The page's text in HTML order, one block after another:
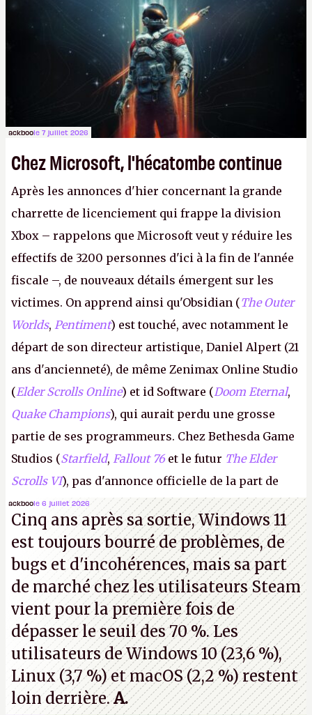
Lapins Crétins) et l'Obsidian d'aujourd'hui n'est plus
le même studio qu'il y a 15 ans. Mais bon, OK, on
peut commencer à fantasmer.A.
ackboole 7 juillet 2026
Chez Microsoft, l'hécatombe continue
Après les annonces d'hier concernant la grande
charrette de licenciement qui frappe la division
Xbox – rappelons que Microsoft veut y réduire les
effectifs de 3200 personnes d'ici à la fin de l'année
fiscale –, de nouveaux détails émergent sur les
victimes. On apprend ainsi qu'Obsidian (The Outer
Worlds, Pentiment) est touché, avec notamment le
départ de son directeur artistique, Daniel Alpert (21
ans d'ancienneté), de même Zenimax Online Studio
(Elder Scrolls Online) et id Software (Doom Eternal,
Quake Champions), qui aurait perdu une grosse
partie de ses programmeurs. Chez Bethesda Game
Studios (Starfield, Fallout 76 et le futur The Elder
Scrolls VI), pas d'annonce officielle de la part de
Microsoft, mais le syndicat des employés confirme
de nombreux licenciements.A.
ackboole 6 juillet 2026
Cinq ans après sa sortie, Windows 11
est toujours bourré de problèmes, de
bugs et d'incohérences, mais sa part
de marché chez les utilisateurs Steam
vient pour la première fois de
dépasser le seuil des 70 %. Les
utilisateurs de Windows 10 (23,6 %),
Linux (3,7 %) et macOS (2,2 %) restent
loin derrière.A.